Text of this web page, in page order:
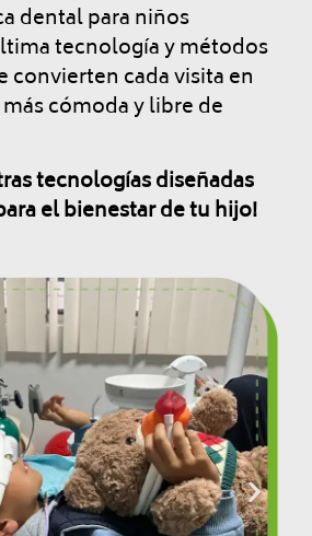
dental para niños
tecnología y métodos
convierten cada visita en
cómoda y libre de
tecnologías diseñadas
el bienestar de tu hijo!